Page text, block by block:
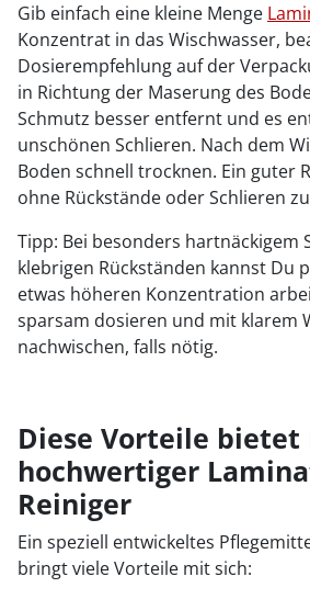
Gib einfach eine kleine Menge
Konzentrat in das Wischwasser,
Dosierempfehlung auf der
in Richtung der Maserung des
Schmutz besser entfernt und es
unschönen Schlieren. Nach dem
Boden schnell trocknen. Ein guter
ohne Rückstände oder Schlieren
Tipp: Bei besonders hartnäckigem
klebrigen Rückständen kannst Du
etwas höheren Konzentration
sparsam dosieren und mit klarem
nachwischen, falls nötig.
Diese Vorteile bietet
hochwertiger
Reiniger
Ein speziell entwickeltes
bringt viele Vorteile mit sich: